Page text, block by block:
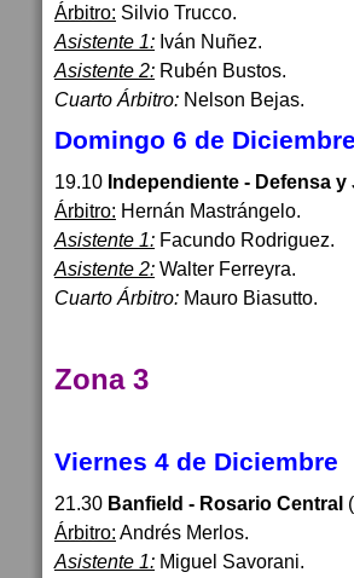
Árbitro: Silvio Trucco.
Asistente 1: Iván Nuñez.
Asistente 2: Rubén Bustos.
Cuarto Árbitro: Nelson Bejas.
Domingo 6 de Diciembre
19.10 Independiente - Defensa y
Árbitro: Hernán Mastrángelo.
Asistente 1: Facundo Rodriguez.
Asistente 2: Walter Ferreyra.
Cuarto Árbitro: Mauro Biasutto.
Zona 3
Viernes 4 de Diciembre
21.30 Banfield - Rosario Central
Árbitro: Andrés Merlos.
Asistente 1: Miguel Savorani.